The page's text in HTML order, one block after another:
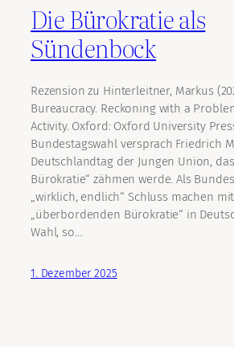
Die Bürokratie als
Sündenbock
Rezension zu Hinterleitner, Markus
Bureaucracy. Reckoning with a
Activity. Oxford: Oxford University
Bundestagswahl versprach Friedrich
Deutschlandtag der Jungen Union,
Bürokratie“ zähmen werde. Als
„wirklich, endlich“ Schluss machen
„überbordenden Bürokratie“ in
Wahl, so…
1. Dezember 2025